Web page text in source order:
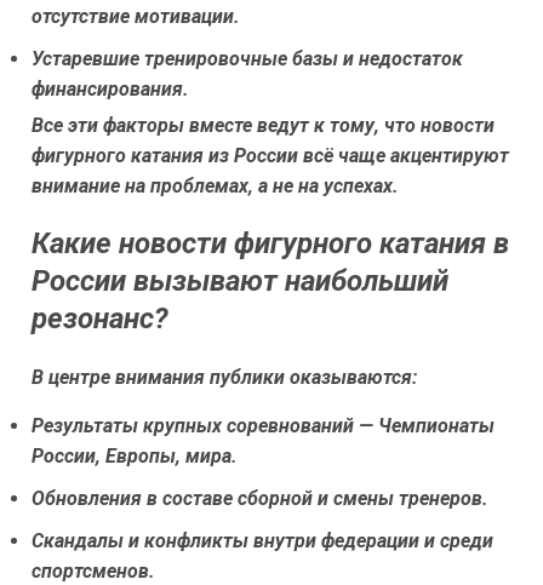
отсутствие мотивации.
Устаревшие тренировочные базы и недостаток
финансирования.
Все эти факторы вместе ведут к тому, что новости
фигурного катания из России всё чаще акцентируют
внимание на проблемах, а не на успехах.
Какие новости фигурного катания в
России вызывают наибольший
резонанс?
В центре внимания публики оказываются:
Результаты крупных соревнований — Чемпионаты
России, Европы, мира.
Обновления в составе сборной и смены тренеров.
Скандалы и конфликты внутри федерации и среди
спортсменов.